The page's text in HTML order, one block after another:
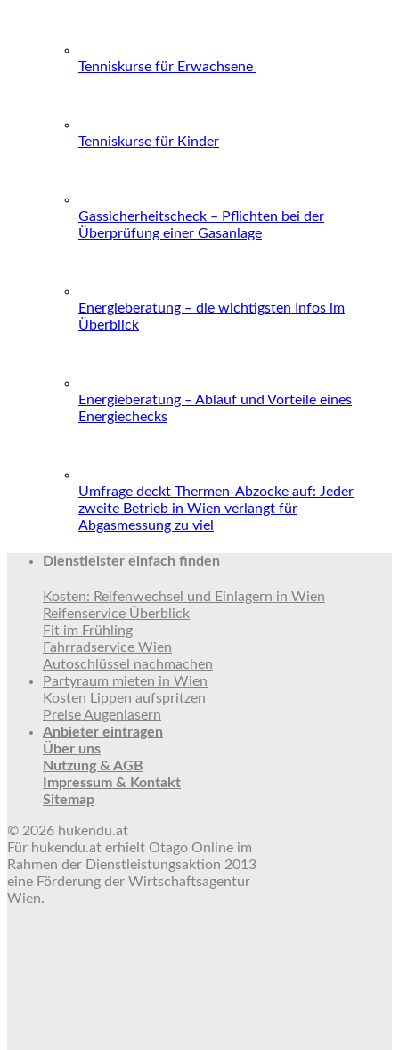
Tenniskurse für Erwachsene
Tenniskurse für Kinder
Gassicherheitscheck – Pflichten bei der
Überprüfung einer Gasanlage
Energieberatung – die wichtigsten Infos im
Überblick
Energieberatung – Ablauf und Vorteile eines
Energiechecks
Umfrage deckt Thermen-Abzocke auf: Jeder
zweite Betrieb in Wien verlangt für
Abgasmessung zu viel
Dienstleister einfach finden
Kosten: Reifenwechsel und Einlagern in Wien
Reifenservice Überblick
Fit im Frühling
Fahrradservice Wien
Autoschlüssel nachmachen
Partyraum mieten in Wien
Kosten Lippen aufspritzen
Preise Augenlasern
Anbieter eintragen
Über uns
Nutzung & AGB
Impressum & Kontakt
Sitemap
© 2026 hukendu.at
Für hukendu.at erhielt Otago Online im
Rahmen der Dienstleistungsaktion 2013
eine Förderung der Wirtschaftsagentur
Wien.